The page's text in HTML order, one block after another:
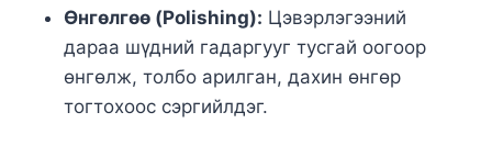
Өнгөлгөө (Polishing): Цэвэрлэгээний
дараа шүдний гадаргууг тусгай оогоор
өнгөлж, толбо арилган, дахин өнгөр
тогтохоос сэргийлдэг.